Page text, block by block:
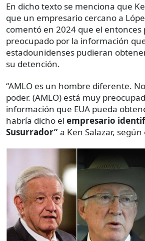
En dicho texto se menciona que
que un empresario cercano a
comentó en 2024 que el entonces
preocupado por la información
estadounidenses pudieran
su detención.
“AMLO es un hombre diferente.
poder. (AMLO) está muy
información que EUA pueda
habría dicho el empresario
Susurrador”a Ken Salazar,